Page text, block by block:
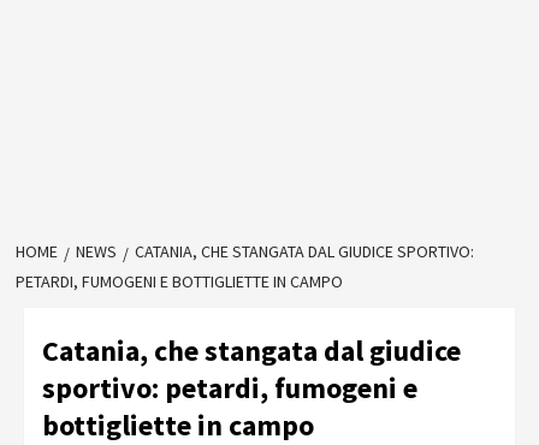
HOME NEWS
CATANIA, CHE STANGATA DAL GIUDICE SPORTIVO:
PETARDI, FUMOGENI E BOTTIGLIETTE IN CAMPO
Catania, che stangata dal giudice
sportivo: petardi, fumogeni e
bottigliette in campo